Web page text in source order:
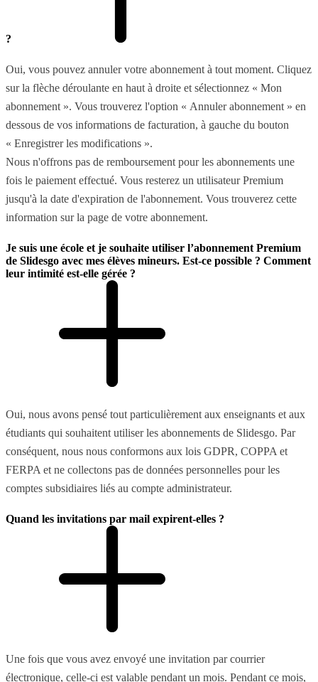
?
Oui, vous pouvez annuler votre abonnement à tout moment. Cliquez
sur la flèche déroulante en haut à droite et sélectionnez « Mon
abonnement ». Vous trouverez l'option « Annuler abonnement » en
dessous de vos informations de facturation, à gauche du bouton
« Enregistrer les modifications ».
Nous n'offrons pas de remboursement pour les abonnements une
fois le paiement effectué. Vous resterez un utilisateur Premium
jusqu'à la date d'expiration de l'abonnement. Vous trouverez cette
information sur la page de votre abonnement.
Je suis une école et je souhaite utiliser l’abonnement Premium
de Slidesgo avec mes élèves mineurs. Est-ce possible ? Comment
leur intimité est-elle gérée ?
Oui, nous avons pensé tout particulièrement aux enseignants et aux
étudiants qui souhaitent utiliser les abonnements de Slidesgo. Par
conséquent, nous nous conformons aux lois GDPR, COPPA et
FERPA et ne collectons pas de données personnelles pour les
comptes subsidiaires liés au compte administrateur.
Quand les invitations par mail expirent-elles ?
Une fois que vous avez envoyé une invitation par courrier
électronique, celle-ci est valable pendant un mois. Pendant ce mois,